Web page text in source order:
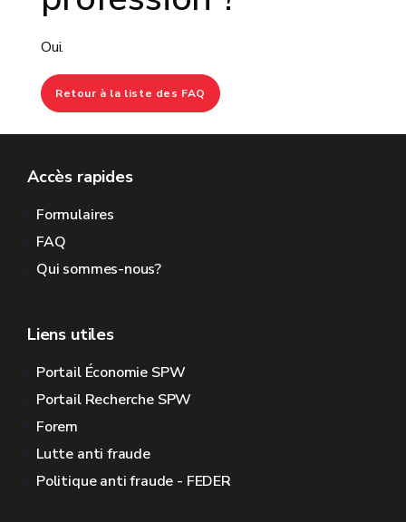
Oui.
Retour à la liste des FAQ
Accès rapides
Formulaires
FAQ
Qui sommes-nous?
Liens utiles
Portail Économie SPW
Portail Recherche SPW
Forem
Lutte anti fraude
Politique anti fraude - FEDER